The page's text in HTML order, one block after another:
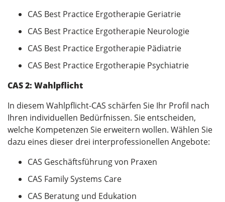
CAS Best Practice Ergotherapie Geriatrie
CAS Best Practice Ergotherapie Neurologie
CAS Best Practice Ergotherapie Pädiatrie
CAS Best Practice Ergotherapie Psychiatrie
CAS 2: Wahlpflicht
In diesem Wahlpflicht-CAS schärfen Sie Ihr Profil nach
Ihren individuellen Bedürfnissen. Sie entscheiden,
welche Kompetenzen Sie erweitern wollen. Wählen Sie
dazu eines dieser drei interprofessionellen Angebote:
CAS Geschäftsführung von Praxen
CAS Family Systems Care
CAS Beratung und Edukation